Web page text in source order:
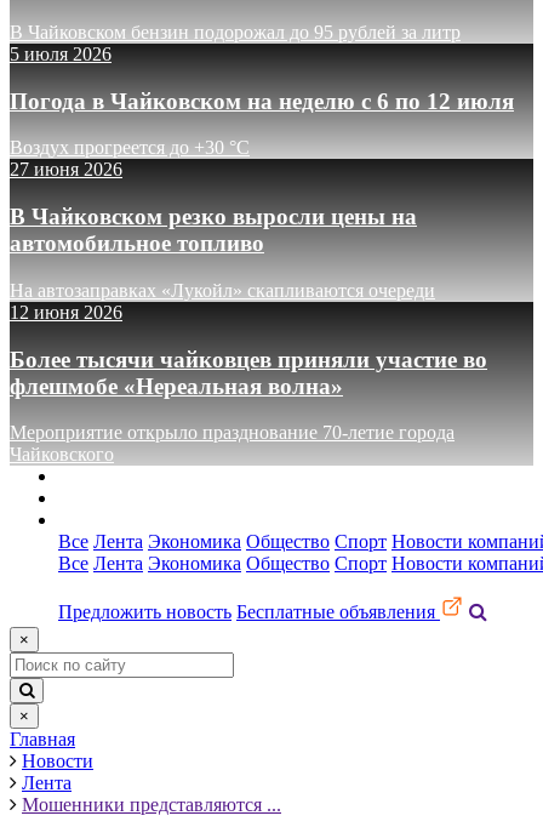
В Чайковском бензин подорожал до 95 рублей за литр
5 июля 2026
Погода в Чайковском на неделю с 6 по 12 июля
Воздух прогреется до +30 °C
27 июня 2026
В Чайковском резко выросли цены на
автомобильное топливо
На автозаправках «Лукойл» скапливаются очереди
12 июня 2026
Более тысячи чайковцев приняли участие во
флешмобе «Нереальная волна»
Мероприятие открыло празднование 70-летие города
Чайковского
Все Лента Экономика Общество Спорт Новости
Все Лента Экономика Общество Спорт Новости
Предложить новость Бесплатные объявления
×
×
Главная
Новости
Лента
Мошенники представляются ...